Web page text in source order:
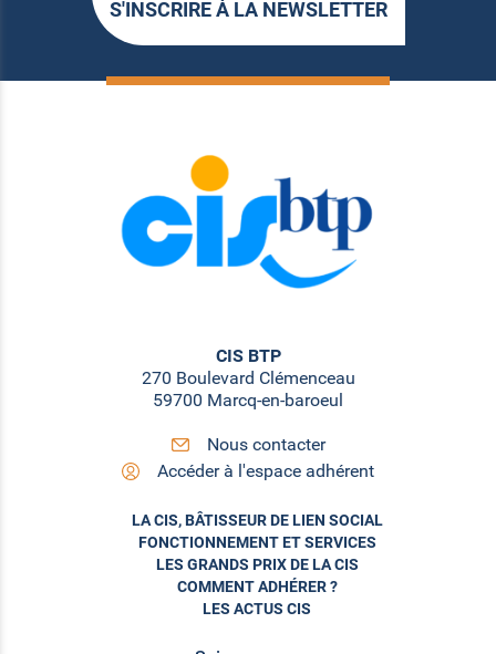
S'INSCRIRE À LA NEWSLETTER
CIS BTP
270 Boulevard Clémenceau
59700 Marcq-en-baroeul
Nous contacter
Accéder à l'espace adhérent
LA CIS, BÂTISSEUR DE LIEN SOCIAL
FONCTIONNEMENT ET SERVICES
LES GRANDS PRIX DE LA CIS
COMMENT ADHÉRER ?
LES ACTUS CIS